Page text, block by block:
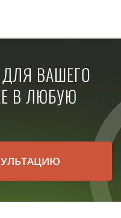
ВАШЕГО
В ЛЮБУЮ